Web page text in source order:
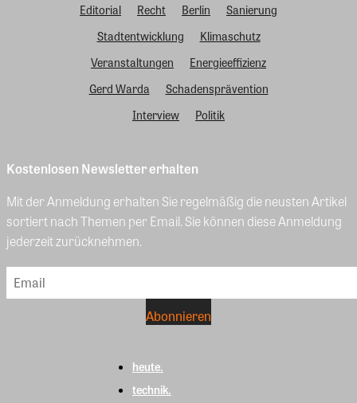
Editorial
Recht Berlin
Sanierung
Stadtentwicklung
Klimaschutz
Veranstaltungen
Energieeffizienz
Gerd Warda
Schadensprävention
Interview
Politik
Kostenlosen Newsletter erhalten
Mit der Anmeldung erhalten Sie regelmäßig die neusten Artikel
sortiert nach Themen per Email. Sie können diese Anmeldung
jederzeit zurücknehmen.
heute.
technik.